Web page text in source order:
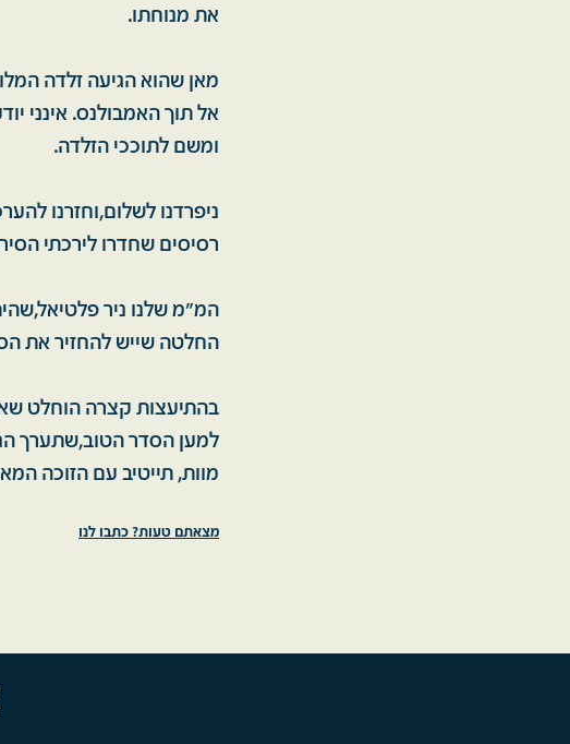
את מנוחתו.
מאן שהוא הגיעה זלדה
אל תוך האמבולנס. אינני
ומשם לתוככי הזלדה.
ניפרדנו לשלום,וחזרנו
רסיסים שחדרו לירכתי
המ"מ שלנו ניר
החלטה שייש להחזיר את
בהתיעצות קצרה הוחלט
למען הסדר הטוב,שתערך
מוות, תייטיב עם הזוכה
מצאתם טעות? כתבו לנו